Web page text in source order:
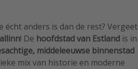
anders is dan de rest? Vergeet
! De hoofdstad van Estland is in
middeleeuwse binnenstad
mix van historie en moderne